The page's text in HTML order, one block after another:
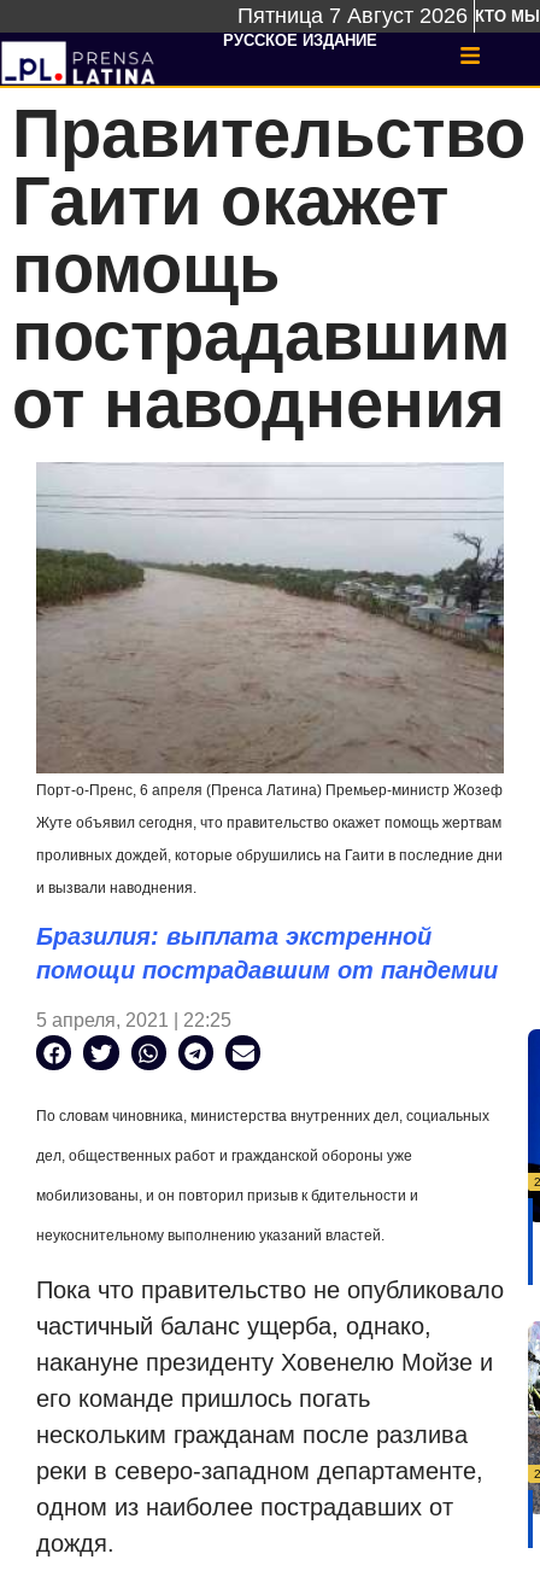
Пятница 7 Август 2026 КТО МЫ
РУССКОЕ ИЗДАНИЕ
Правительство
Гаити окажет
помощь
пострадавшим
от наводнения
Порт-о-Пренс, 6 апреля (Пренса Латина) Премьер-министр Жозеф
Жуте объявил сегодня, что правительство окажет помощь жертвам
проливных дождей, которые обрушились на Гаити в последние дни
и вызвали наводнения.
Бразилия: выплата экстренной
помощи пострадавшим от пандемии
5 апреля, 2021 | 22:25
По словам чиновника, министерства внутренних дел, социальных
дел, общественных работ и гражданской обороны уже
мобилизованы, и он повторил призыв к бдительности и
неукоснительному выполнению указаний властей.
Пока что правительство не опубликовало
частичный баланс ущерба, однако,
накануне президенту Ховенелю Мойзе и
его команде пришлось погать
нескольким гражданам после разлива
реки в северо-западном департаменте,
одном из наиболее пострадавших от
дождя.